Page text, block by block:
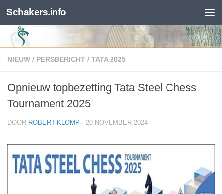
Skip to content
Schakers.info
NIEUW / PERSBERICHT / TATA 2025
Opnieuw topbezetting Tata Steel Chess
Tournament 2025
DOOR ROBERT KLOMP · 20 NOVEMBER 2024